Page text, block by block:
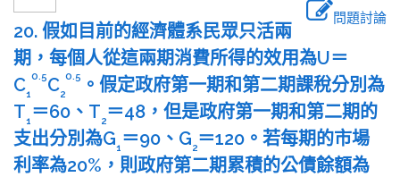
問題討論
20. 假如目前的經濟體系民眾只活兩
期，每個人從這兩期消費所得的效用為U＝
C1
0.5C2
0.5 。假定政府第一期和第二期課稅分別為
T1 ＝60、T2＝48，但是政府第一期和第二期的
支出分別為G1 ＝90、G2＝120。若每期的市場
利率為20%，則政府第二期累積的公債餘額為